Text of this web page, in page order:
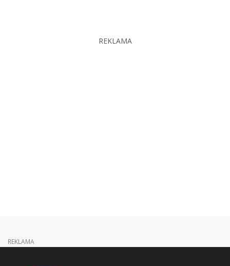
REKLAMA
REKLAMA